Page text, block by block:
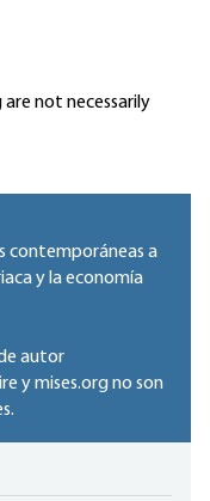
are not necessarily
contemporáneas a
y la economía
autor
y mises.org no son